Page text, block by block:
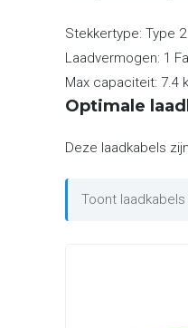
Stekkertype: Type 2
Laadvermogen: 1
Max capaciteit: 7.4
Optimale
Deze laadkabels
Toont laadkabels